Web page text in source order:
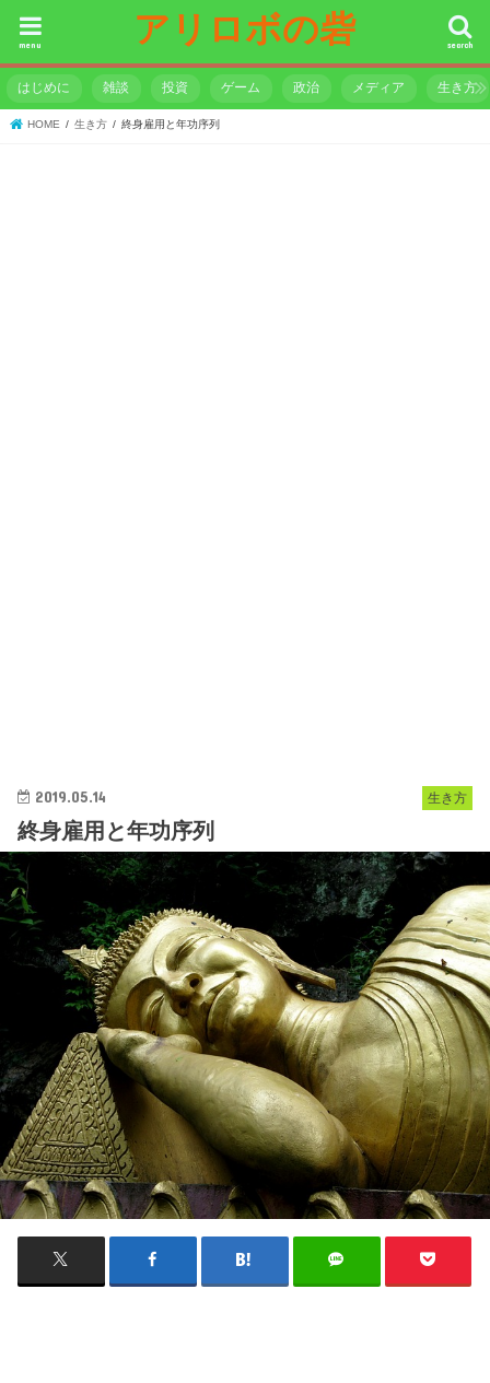
アリロボの砦 search
menu
はじめに 雑談 投資 ゲーム 政治 メディア 生き方
HOME 生き方 終身雇用と年功序列
生き方
2019.05.14
終身雇用と年功序列